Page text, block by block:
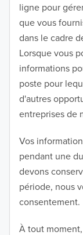
ligne pour
que vous
dans le cadre
Lorsque vous
informations
poste pour
d'autres
entreprises de
Vos
pendant une
devons
période, nous
consentement.
À tout